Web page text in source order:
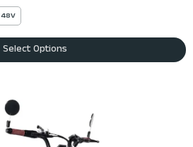
48V
Select Options